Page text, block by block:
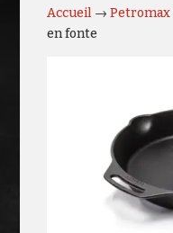
Accueil →Petromax
en fonte